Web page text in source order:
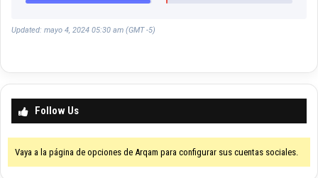
Updated: mayo 4, 2024 05:30 am (GMT -5)
Follow Us
Vaya a la página de opciones de Arqam para configurar sus cuentas sociales.